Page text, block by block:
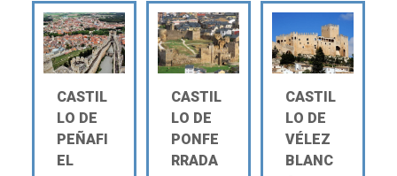
CASTIL
LO DE
PEÑAFI
EL
CASTIL
LO DE
PONFE
RRADA
CASTIL
LO DE
VÉLEZ
BLANC